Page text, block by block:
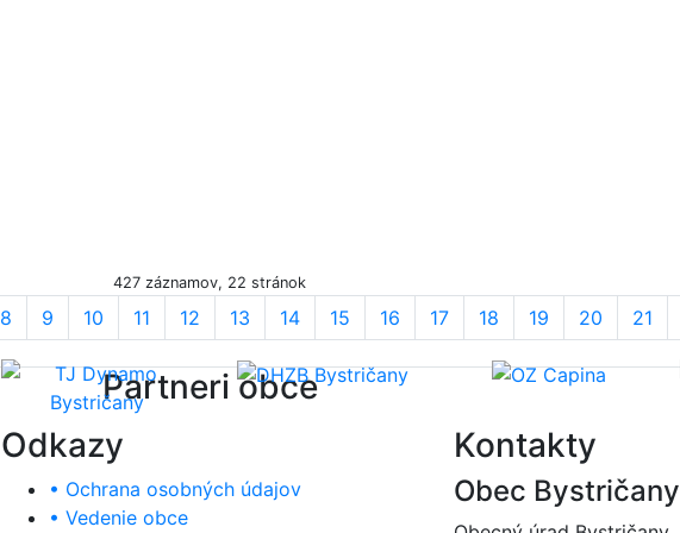
427 záznamov, 22 stránok
8 9 10 11 12 13 14 15 16 17 18 19 20 21
Partneri obce
Odkazy
• Ochrana osobných údajov
• Vedenie obce
Kontakty
Obec Bystričany